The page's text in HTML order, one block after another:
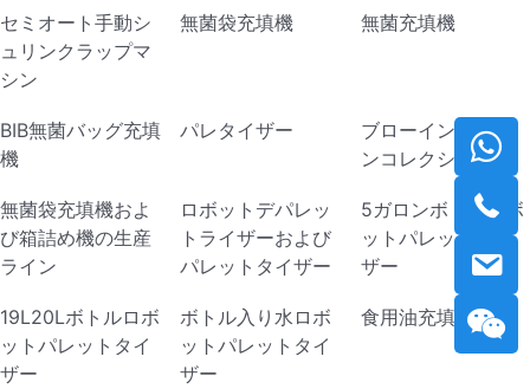
セミオート手動シ
ュリンクラップマ
シン
無菌袋充填機 無菌充填機
BIB無菌バッグ充填
機
パレタイザー
ブローイングマシ
ンコレクション
無菌袋充填機およ
び箱詰め機の生産
ライン
ロボットデパレッ
トライザーおよび
パレットタイザー
5ガロンボトルロボ
ットパレットタイ
ザー
19L20Lボトルロボ
ットパレットタイ
ザー
ボトル入り水ロボ
ットパレットタイ
ザー
食用油充填機